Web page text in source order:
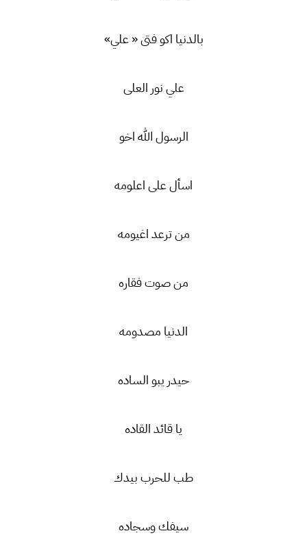
بالدنيا اكو فتى « علي»
علي نور العلى
الرسول الله اخو
اسأل على اعلومه
من ترعد اغيومه
من صوت فقاره
الدنيا مصدومه
حيدر يبو الساده
يا قائد القاده
طب للحرب بيدك
سيفك وسجاده